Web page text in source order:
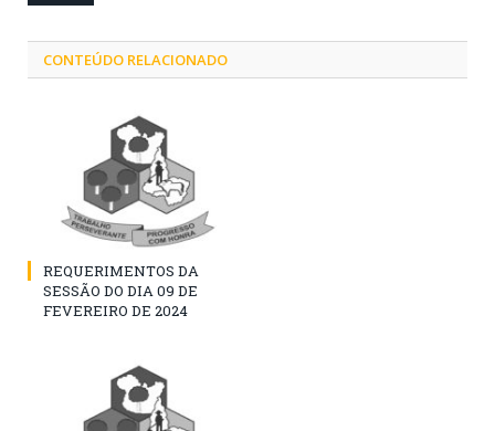
CONTEÚDO RELACIONADO
REQUERIMENTOS DA
SESSÃO DO DIA 09 DE
FEVEREIRO DE 2024